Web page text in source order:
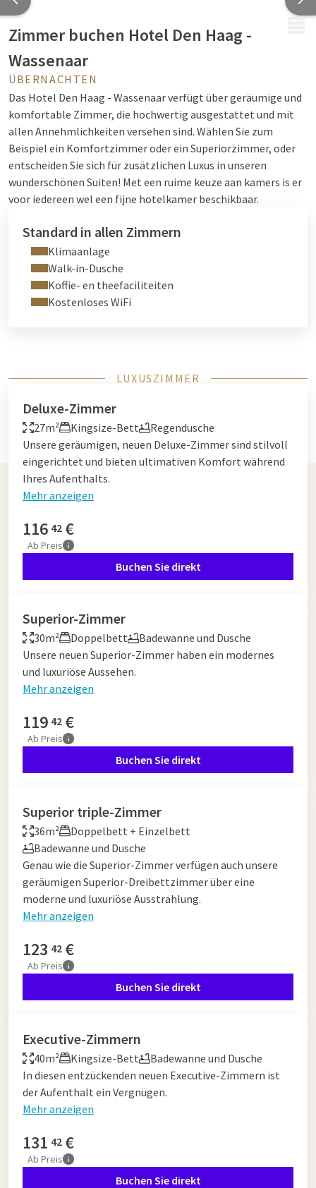
Zimmer buchen Hotel Den Haag -
Wassenaar
ÜBERNACHTEN
Das Hotel Den Haag - Wassenaar verfügt über geräumige und
komfortable Zimmer, die hochwertig ausgestattet und mit
allen Annehmlichkeiten versehen sind. Wählen Sie zum
Beispiel ein Komfortzimmer oder ein Superiorzimmer, oder
entscheiden Sie sich für zusätzlichen Luxus in unseren
wunderschönen Suiten! Met een ruime keuze aan kamers is er
voor iedereen wel een fijne hotelkamer beschikbaar.
Standard in allen Zimmern
Klimaanlage
Walk-in-Dusche
Koffie- en theefaciliteiten
Kostenloses WiFi
LUXUSZIMMER
Deluxe-Zimmer
27m² Kingsize-Bett
Regendusche
Unsere geräumigen, neuen Deluxe-Zimmer sind stilvoll
eingerichtet und bieten ultimativen Komfort während
Ihres Aufenthalts.
Mehr anzeigen
116 42 €
Ab Preis
Buchen Sie direkt
Superior-Zimmer
30m² Doppelbett
Badewanne und Dusche
Unsere neuen Superior-Zimmer haben ein modernes
und luxuriöse Aussehen.
Mehr anzeigen
119 42 €
Ab Preis
Buchen Sie direkt
Superior triple-Zimmer
36m²
Doppelbett + Einzelbett
Badewanne und Dusche
Genau wie die Superior-Zimmer verfügen auch unsere
geräumigen Superior-Dreibettzimmer über eine
moderne und luxuriöse Ausstrahlung.
Mehr anzeigen
123 42 €
Ab Preis
Buchen Sie direkt
Executive-Zimmern
40m² Kingsize-Bett
Badewanne und Dusche
In diesen entzückenden neuen Executive-Zimmern ist
der Aufenthalt ein Vergnügen.
Mehr anzeigen
131 42 €
Ab Preis
Buchen Sie direkt